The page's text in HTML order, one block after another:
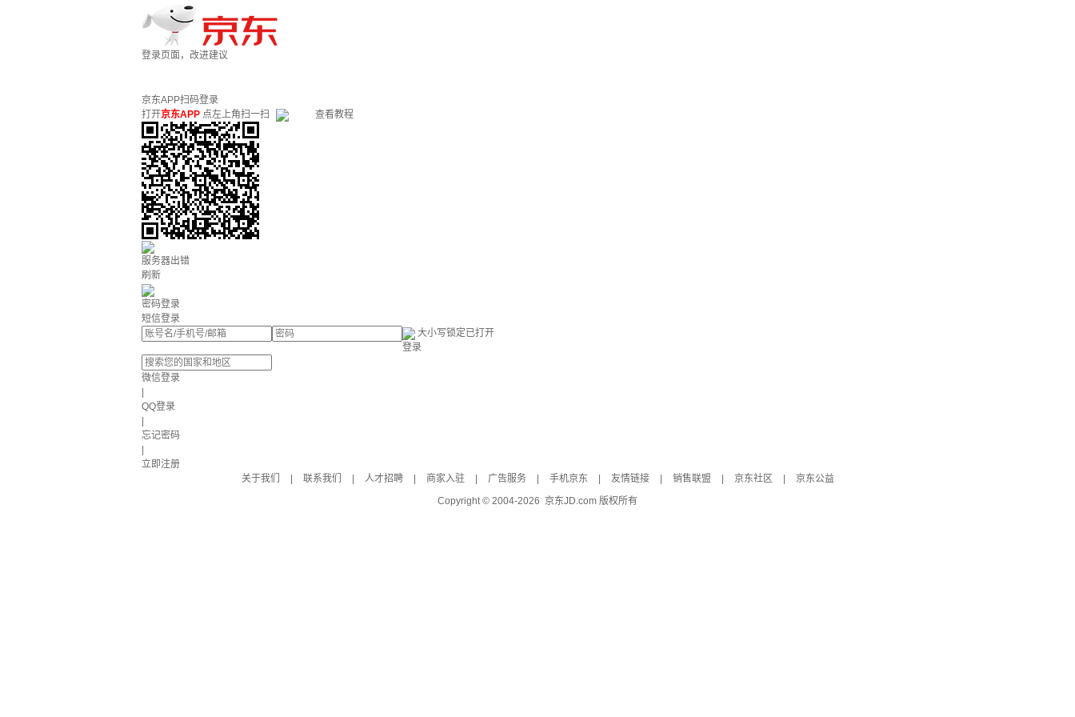
登录页面，改进建议
京东APP扫码登录
打开京东APP 点左上角扫一扫 查看教程
服务器出错
刷新
密码登录
短信登录
大小写锁定已打开
登录
微信登录
QQ登录
忘记密码
立即注册
关于我们
联系我们 人才招聘 商家入驻 广告服务 手机京东 友情链接 销售联盟 京东社区
京东公益
Copyright © 2004-2026 京东JD.com 版权所有